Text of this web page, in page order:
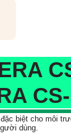
biệt cho môi
dùng.